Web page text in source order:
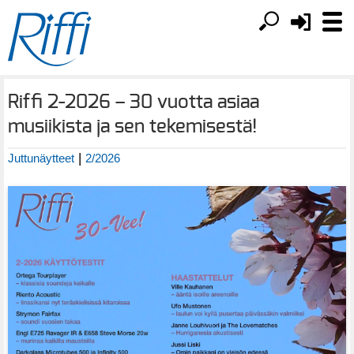
Riffi 2-2026 – 30 vuotta asiaa
musiikista ja sen tekemisestä!
Juttunäytteet | 2/2026